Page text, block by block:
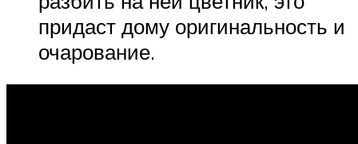
придаст дому оригинальность и
очарование.